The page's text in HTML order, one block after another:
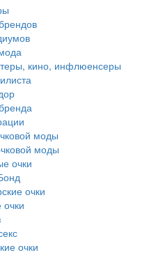
кино, инфлюенсеры
моды
моды
очки
очки
очки
очки